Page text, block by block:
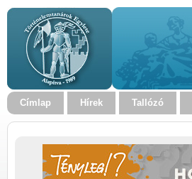
Címlap Hírek Tallózó